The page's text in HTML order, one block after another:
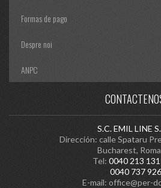
Formas de pago
Despre noi
ANPC
S.C. EMIL LINE
Dirección: calle Spataru
Bucharest,
Tel: 0040 213
0040 737
E-mail: office@per-